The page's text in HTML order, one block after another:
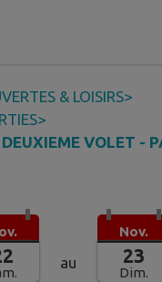
& LOISIRS>
>
VOLET -
au
Nov.
23
Dim.